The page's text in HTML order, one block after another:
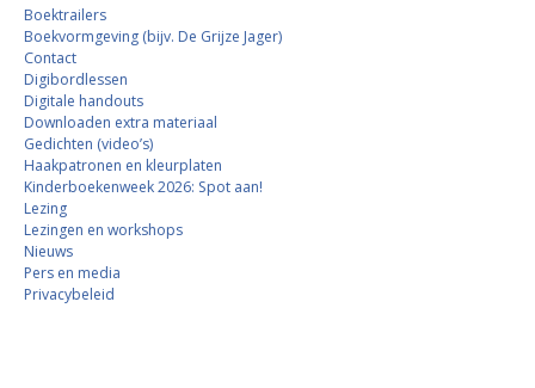
Boektrailers
Boekvormgeving (bijv. De Grijze Jager)
Contact
Digibordlessen
Digitale handouts
Downloaden extra materiaal
Gedichten (video’s)
Haakpatronen en kleurplaten
Kinderboekenweek 2026: Spot aan!
Lezing
Lezingen en workshops
Nieuws
Pers en media
Privacybeleid